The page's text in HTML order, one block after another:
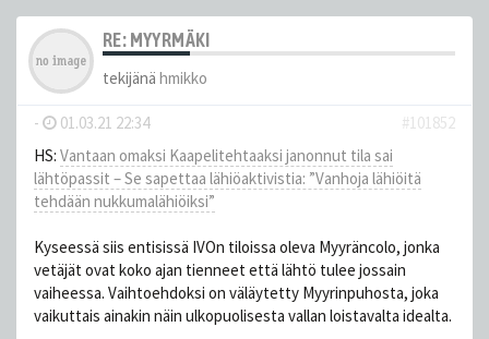
RE: MYYRMÄKI
tekijänä hmikko
- 01.03.21 22:34
#101852
HS: Vantaan omaksi Kaapelitehtaaksi janonnut tila sai
lähtöpassit – Se sapettaa lähiöaktivistia: ”Vanhoja lähiöitä
tehdään nukkumalähiöiksi”
Kyseessä siis entisissä IVOn tiloissa oleva Myyräncolo, jonka
vetäjät ovat koko ajan tienneet että lähtö tulee jossain
vaiheessa. Vaihtoehdoksi on väläytetty Myyrinpuhosta, joka
vaikuttais ainakin näin ulkopuolisesta vallan loistavalta idealta.